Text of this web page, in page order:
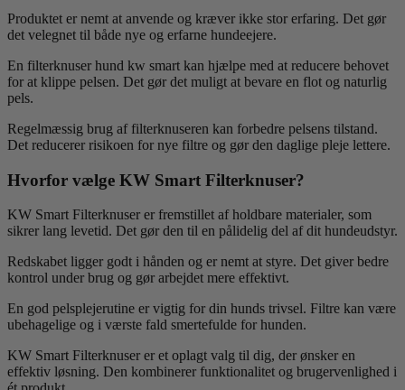
Produktet er nemt at anvende og kræver ikke stor erfaring. Det gør
det velegnet til både nye og erfarne hundeejere.
En filterknuser hund kw smart kan hjælpe med at reducere behovet
for at klippe pelsen. Det gør det muligt at bevare en flot og naturlig
pels.
Regelmæssig brug af filterknuseren kan forbedre pelsens tilstand.
Det reducerer risikoen for nye filtre og gør den daglige pleje lettere.
Hvorfor vælge KW Smart Filterknuser?
KW Smart Filterknuser er fremstillet af holdbare materialer, som
sikrer lang levetid. Det gør den til en pålidelig del af dit hundeudstyr.
Redskabet ligger godt i hånden og er nemt at styre. Det giver bedre
kontrol under brug og gør arbejdet mere effektivt.
En god pelsplejerutine er vigtig for din hunds trivsel. Filtre kan være
ubehagelige og i værste fald smertefulde for hunden.
KW Smart Filterknuser er et oplagt valg til dig, der ønsker en
effektiv løsning. Den kombinerer funktionalitet og brugervenlighed i